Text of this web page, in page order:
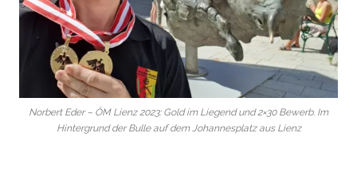
Norbert Eder – ÖM Lienz 2023: Gold im Liegend und 2×30 Bewerb. Im
Hintergrund der Bulle auf dem Johannesplatz aus Lienz